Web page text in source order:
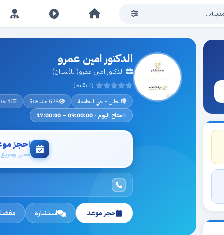
الدكتور امين عمرو
الدكتور امين عمرو( للأسنان)
(0 تقييم)
الخليل - حي الجامعة
578 مشاهدة
1 خدمات
متاح اليوم · 09:00:00 – 17:00:00
احجز
مجاني
حجز موعد استشارة